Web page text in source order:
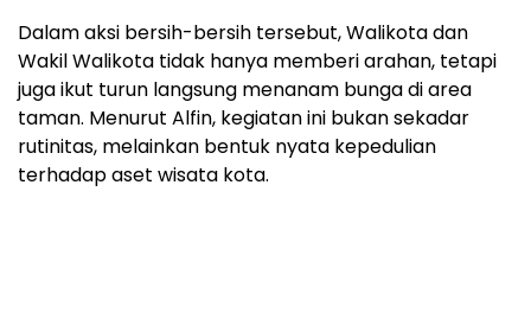
Dalam aksi bersih-bersih tersebut, Walikota dan
Wakil Walikota tidak hanya memberi arahan, tetapi
juga ikut turun langsung menanam bunga di area
taman. Menurut Alfin, kegiatan ini bukan sekadar
rutinitas, melainkan bentuk nyata kepedulian
terhadap aset wisata kota.